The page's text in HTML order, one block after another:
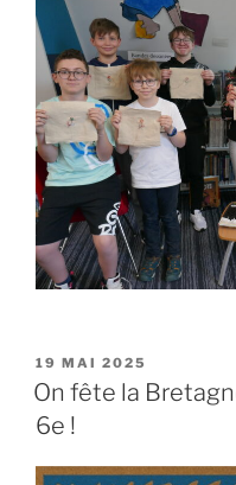
PUBLIÉ
LE
19 MAI 2025
On fête la
6e !